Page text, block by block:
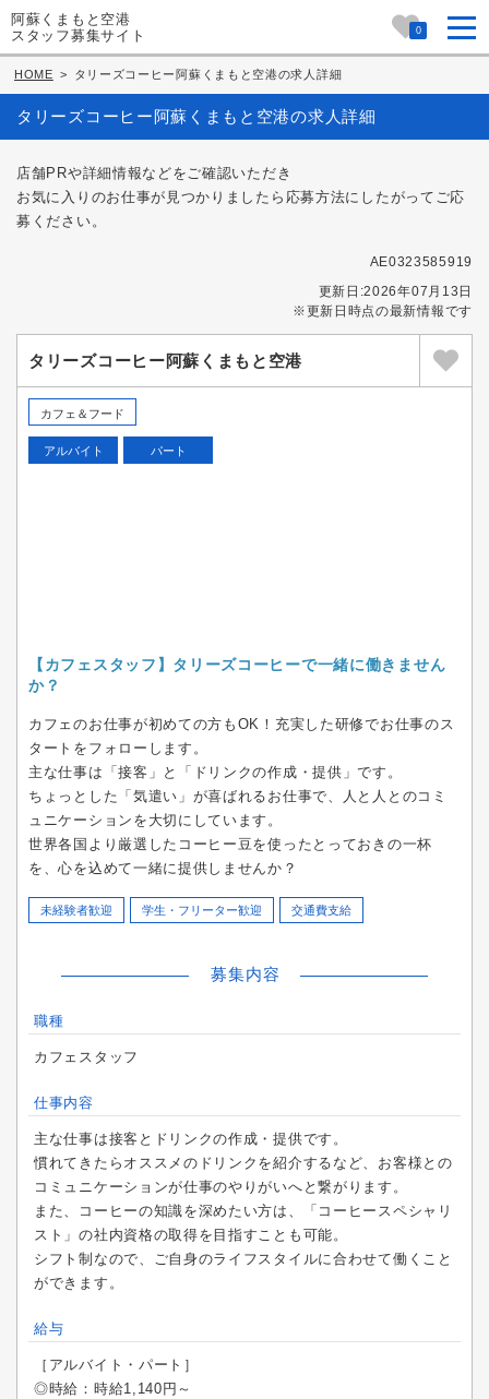
阿蘇くまもと空港
スタッフ募集サイト
0
HOME > タリーズコーヒー阿蘇くまもと空港の求人詳細
タリーズコーヒー阿蘇くまもと空港の求人詳細
店舗PRや詳細情報などをご確認いただき
お気に入りのお仕事が見つかりましたら応募方法にしたがってご応
募ください。
AE0323585919
更新日:2026年07月13日
※更新日時点の最新情報です
タリーズコーヒー阿蘇くまもと空港
カフェ＆フード
アルバイト パート
【カフェスタッフ】タリーズコーヒーで一緒に働きません
か？
カフェのお仕事が初めての方もOK！充実した研修でお仕事のス
タートをフォローします。
主な仕事は「接客」と「ドリンクの作成・提供」です。
ちょっとした「気遣い」が喜ばれるお仕事で、人と人とのコミ
ュニケーションを大切にしています。
世界各国より厳選したコーヒー豆を使ったとっておきの一杯
を、心を込めて一緒に提供しませんか？
未経験者歓迎 学生・フリーター歓迎 交通費支給
募集内容
職種
カフェスタッフ
仕事内容
主な仕事は接客とドリンクの作成・提供です。
慣れてきたらオススメのドリンクを紹介するなど、お客様との
コミュニケーションが仕事のやりがいへと繋がります。
また、コーヒーの知識を深めたい方は、「コーヒースペシャリ
スト」の社内資格の取得を目指すことも可能。
シフト制なので、ご自身のライフスタイルに合わせて働くこと
ができます。
給与
［アルバイト・パート］
◎時給：時給1,140円～